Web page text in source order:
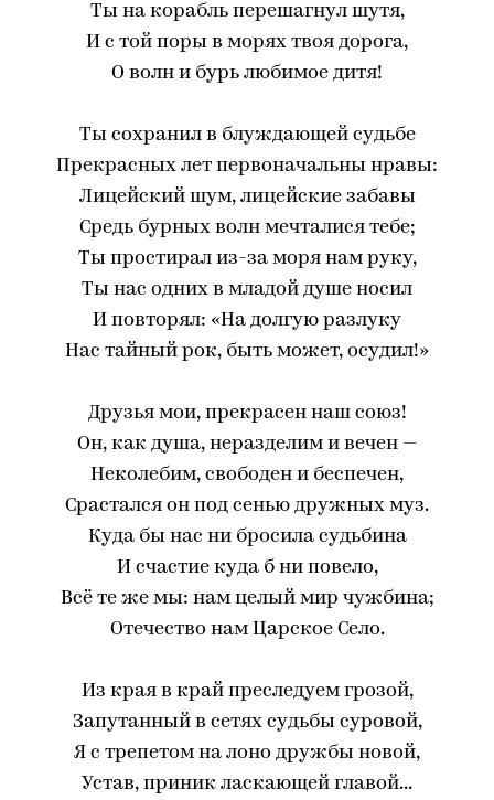
Ты на корабль перешагнул шутя,
И с той поры в морях твоя дорога,
О волн и бурь любимое дитя!
Ты сохранил в блуждающей судьбе
Прекрасных лет первоначальны нравы:
Лицейский шум, лицейские забавы
Средь бурных волн мечталися тебе;
Ты простирал из-за моря нам руку,
Ты нас одних в младой душе носил
И повторял: «На долгую разлуку
Нас тайный рок, быть может, осудил!»
Друзья мои, прекрасен наш союз!
Он, как душа, неразделим и вечен —
Неколебим, свободен и беспечен,
Срастался он под сенью дружных муз.
Куда бы нас ни бросила судьбина
И счастие куда б ни повело,
Всё те же мы: нам целый мир чужбина;
Отечество нам Царское Село.
Из края в край преследуем грозой,
Запутанный в сетях судьбы суровой,
Я с трепетом на лоно дружбы новой,
Устав, приник ласкающей главой...